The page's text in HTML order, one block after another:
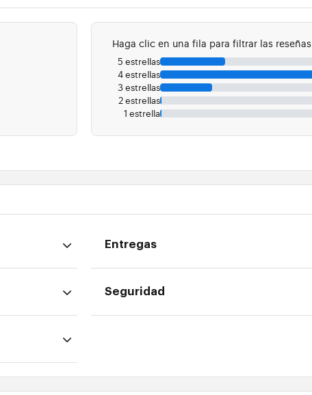
Haga clic en una fila para filtrar las reseñas.
5 estrellas
4 estrellas
3 estrellas
2 estrellas
1 estrella
Entregas
Seguridad